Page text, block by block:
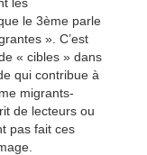
le 3ème parle
». C’est
« cibles » dans
qui contribue à
migrants-
de lecteurs ou
pas fait ces